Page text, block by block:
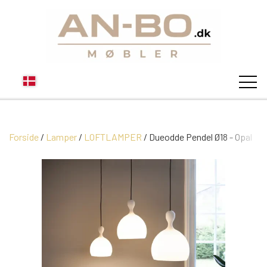
STUEN
MODUL SOFAER
MODUL SOFA DALLAS
SOFABORDE
SPISESTUEN
VITRINER
SOVEVÆRELSE
Forside Lamper LOFTLAMPER Dueodde Pendel Ø18 - Opal